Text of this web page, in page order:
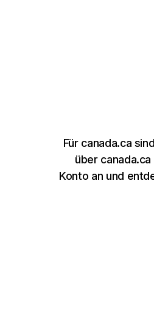
Für canada.ca
über
Konto an und